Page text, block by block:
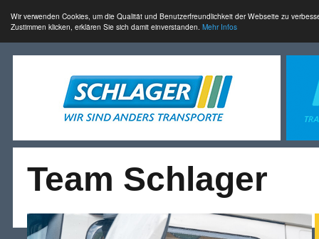
Wir verwenden Cookies, um die Qualität und Benutzerfreundlichkeit der Webseite zu
Zustimmen klicken, erklären Sie sich damit einverstanden. Mehr Infos
Team Schlager